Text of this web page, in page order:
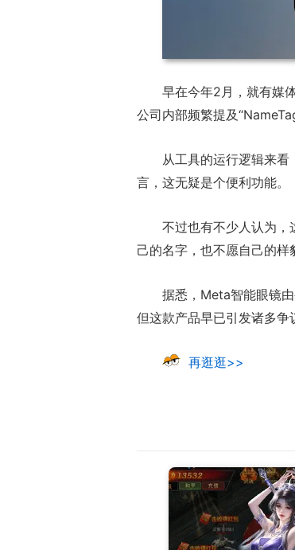
早在今年2月，就有媒
公司内部频繁提及
从工具的运行逻辑来
言，这无疑是个便利功能。
不过也有不少人认为，
己的名字，也不愿自己的样
据悉，Meta智能眼镜
但这款产品早已引发诸多争
再逛逛>>